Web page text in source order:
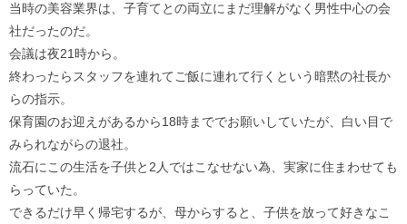
当時の美容業界は、子育てとの両立にまだ理解がなく男性中心の会
社だったのだ。
会議は夜21時から。
終わったらスタッフを連れてご飯に連れて行くという暗黙の社長か
らの指示。
保育園のお迎えがあるから18時まででお願いしていたが、白い目で
みられながらの退社。
流石にこの生活を子供と2人ではこなせない為、実家に住まわせても
らっていた。
できるだけ早く帰宅するが、母からすると、子供を放って好きなこ